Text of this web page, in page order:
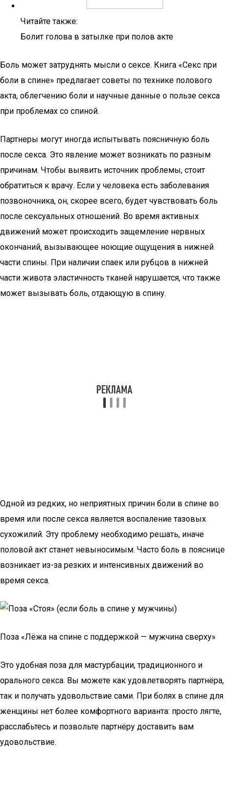
Читайте также:
Болит голова в затылке при полов акте
Боль может затруднять мысли о сексе. Книга «Секс при
боли в спине» предлагает советы по технике полового
акта, облегчению боли и научные данные о пользе секса
при проблемах со спиной.
Партнеры могут иногда испытывать поясничную боль
после секса. Это явление может возникать по разным
причинам. Чтобы выявить источник проблемы, стоит
обратиться к врачу. Если у человека есть заболевания
позвоночника, он, скорее всего, будет чувствовать боль
после сексуальных отношений. Во время активных
движений может происходить защемление нервных
окончаний, вызывающее ноющие ощущения в нижней
части спины. При наличии спаек или рубцов в нижней
части живота эластичность тканей нарушается, что также
может вызывать боль, отдающую в спину.
Одной из редких, но неприятных причин боли в спине во
время или после секса является воспаление тазовых
сухожилий. Эту проблему необходимо решать, иначе
половой акт станет невыносимым. Часто боль в пояснице
возникает из-за резких и интенсивных движений во
время секса.
Поза «Лёжа на спине с поддержкой — мужчина сверху»
Это удобная поза для мастурбации, традиционного и
орального секса. Вы можете как удовлетворять партнёра,
так и получать удовольствие сами. При болях в спине для
женщины нет более комфортного варианта: просто лягте,
расслабьтесь и позвольте партнёру доставить вам
удовольствие.